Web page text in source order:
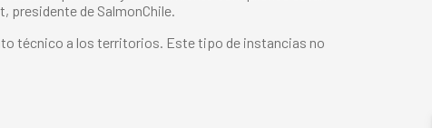
presidente de SalmonChile.
técnico a los territorios. Este tipo de instancias no